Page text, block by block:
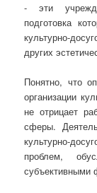
- эти
подготовка
культурно-
других
Понятно, что
организации
не отрицает
сферы.
культурно-
проблем,
субъективными